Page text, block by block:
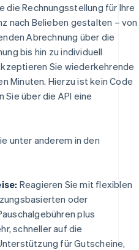
die Rechnungsstellung für Ihre
nach Belieben gestalten – von
Abrechnung über die
bis hin zu individuell
Sie wiederkehrende
Minuten. Hierzu ist kein Code
über die API eine
unter anderem in den
Reagieren Sie mit flexiblen
oder
plus
schneller auf die
für Gutscheine,